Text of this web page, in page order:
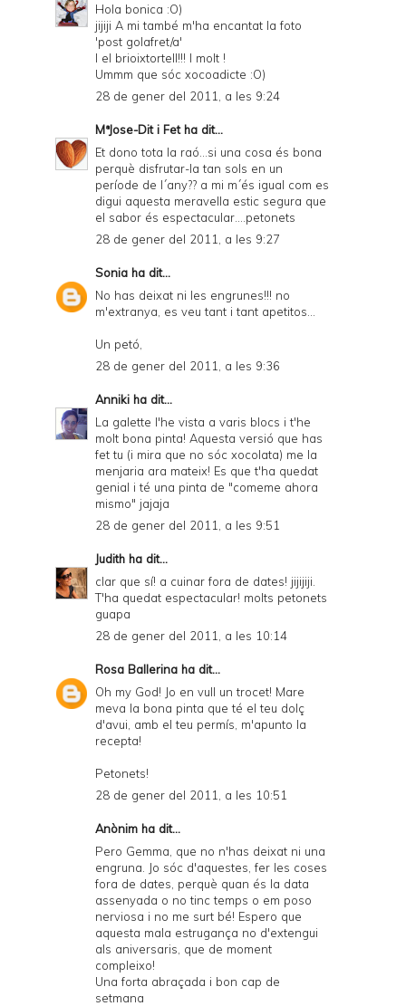
Hola bonica :O)
jijiji A mi també m'ha encantat la foto
'post golafret/a'
I el brioixtortell!!! I molt !
Ummm que sóc xocoadicte :O)
28 de gener del 2011, a les 9:24
MªJose-Dit i Fetha dit...
Et dono tota la raó...si una cosa és bona
perquè disfrutar-la tan sols en un
període de l´any?? a mi m´és igual com es
digui aquesta meravella estic segura que
el sabor és espectacular....petonets
28 de gener del 2011, a les 9:27
Sonia ha dit...
No has deixat ni les engrunes!!! no
m'extranya, es veu tant i tant apetitos...
Un petó,
28 de gener del 2011, a les 9:36
Anniki ha dit...
La galette l'he vista a varis blocs i t'he
molt bona pinta! Aquesta versió que has
fet tu (i mira que no sóc xocolata) me la
menjaria ara mateix! Es que t'ha quedat
genial i té una pinta de "comeme ahora
mismo" jajaja
28 de gener del 2011, a les 9:51
Judith ha dit...
clar que sí! a cuinar fora de dates! jijijiji.
T'ha quedat espectacular! molts petonets
guapa
28 de gener del 2011, a les 10:14
Rosa Ballerina ha dit...
Oh my God! Jo en vull un trocet! Mare
meva la bona pinta que té el teu dolç
d'avui, amb el teu permís, m'apunto la
recepta!
Petonets!
28 de gener del 2011, a les 10:51
Anònim ha dit...
Pero Gemma, que no n'has deixat ni una
engruna. Jo sóc d'aquestes, fer les coses
fora de dates, perquè quan és la data
assenyada o no tinc temps o em poso
nerviosa i no me surt bé! Espero que
aquesta mala estrugança no d'extengui
als aniversaris, que de moment
compleixo!
Una forta abraçada i bon cap de
setmana